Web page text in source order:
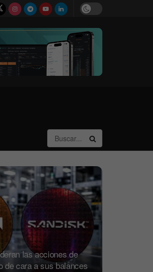
las acciones de
de cara a sus balances